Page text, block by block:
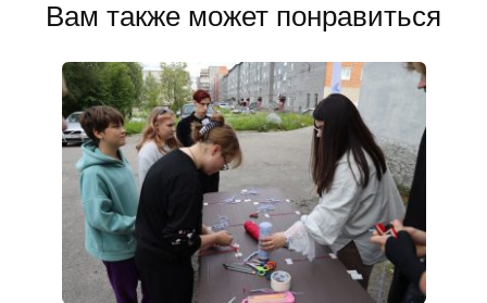
Вам также может понравиться